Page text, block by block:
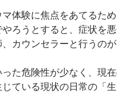
体験に焦点をあてるた
ろうとすると、症状を
カウンセラーと行うのが
た危険性が少なく、現
ている現状の日常の「